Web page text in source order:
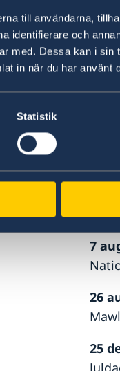
till användarna,
identifierare och
med. Dessa kan i sin
in när du har använt
Statistik
i Abidjan. Passet
kontakta
håller
Aîd
7
26
25